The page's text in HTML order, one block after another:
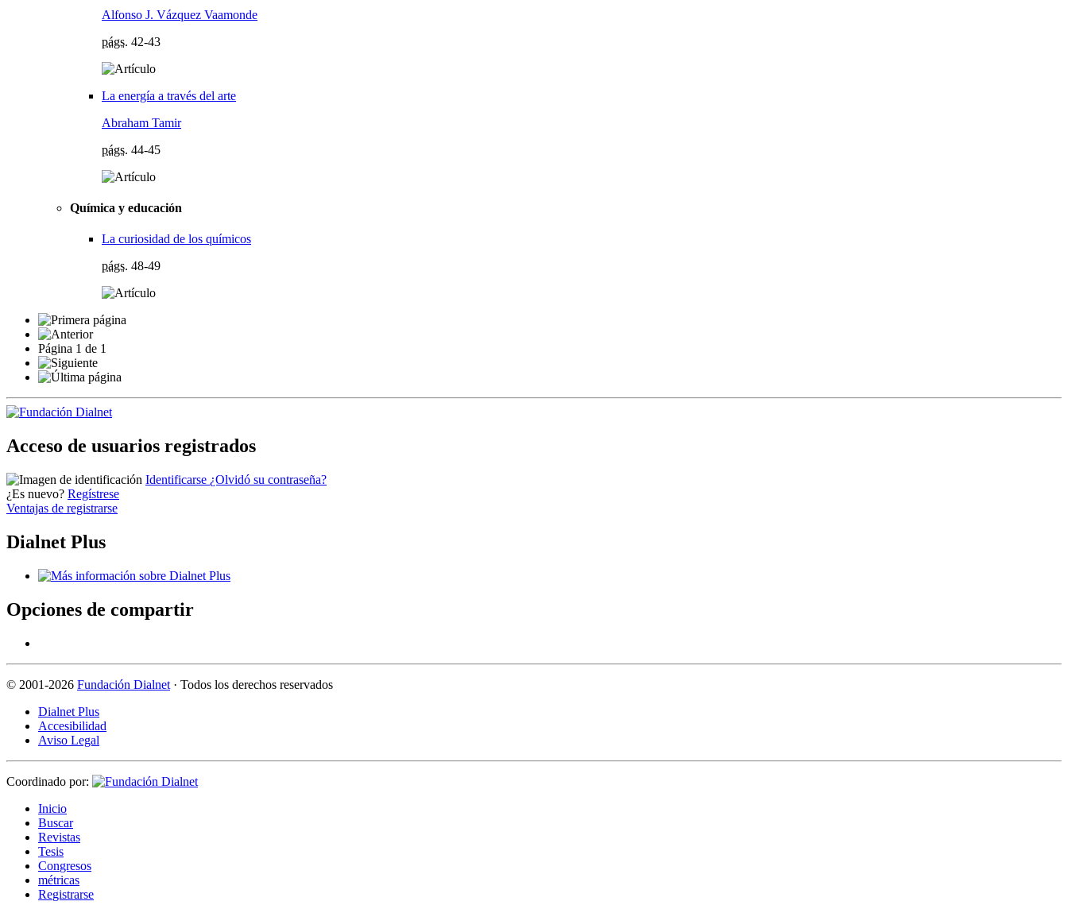
Alfonso J. Vázquez Vaamonde
págs. 42-43
La energía a través del arte
Abraham Tamir
págs. 44-45
Química y educación
La curiosidad de los químicos
págs. 48-49
Página 1 de 1
Acceso de usuarios registrados
Identificarse ¿Olvidó su contraseña?
¿Es nuevo? Regístrese
Ventajas de registrarse
Dialnet Plus
Opciones de compartir
© 2001-2026 Fundación Dialnet · Todos los derechos reservados
Dialnet Plus
Accesibilidad
Aviso Legal
Coordinado por:
Inicio
Buscar
Revistas
Tesis
Congresos
métricas
Registrarse